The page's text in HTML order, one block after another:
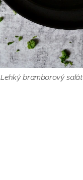
Lehký bramborový salát